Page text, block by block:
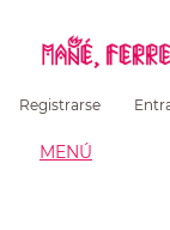
Registrarse
MENÚ